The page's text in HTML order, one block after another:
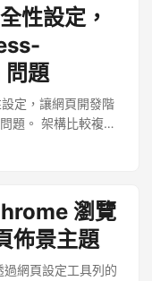
性設定，
題
定，讓網頁開發階
題。 架構比較複雜
也就是所謂的
瀏覽
佈景主題
網頁設定工具列的